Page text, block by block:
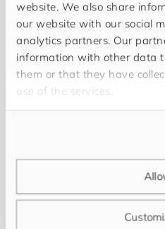
website. We also share
our website with our social
analytics partners. Our
information with other data
them or that they have
use of the services.
Mein Name istLeonie
Heidelberg bin ich
ganzheitlich mit meinem
technischem Verständnis
gemeinsame eine